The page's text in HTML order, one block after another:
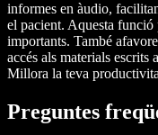
informes en àudio,
el pacient. Aquesta funció
importants. També
accés als materials escrits
Millora la teva
Preguntes